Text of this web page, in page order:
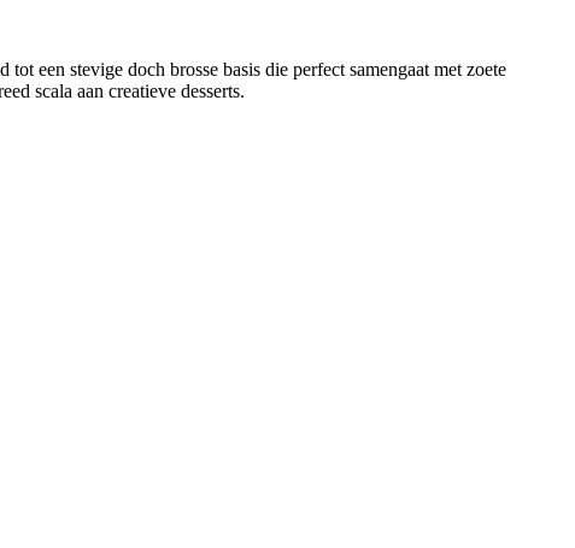
een stevige doch brosse basis die perfect samengaat met zoete
scala aan creatieve desserts.